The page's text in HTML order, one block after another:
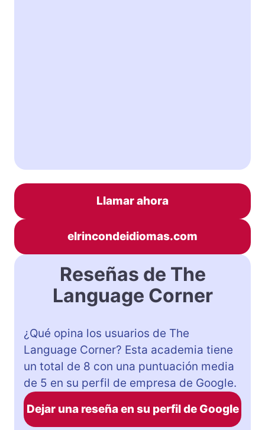
Llamar ahora
elrincondeidiomas.com
Reseñas de The
Language Corner
¿Qué opina los usuarios de The
Language Corner? Esta academia tiene
un total de 8 con una puntuación media
de 5 en su perfil de empresa de Google.
Dejar una reseña en su perfil de Google